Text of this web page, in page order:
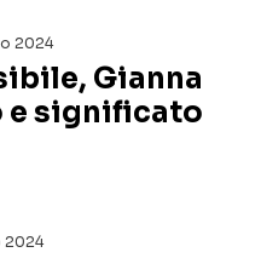
2024
Gianna
e significato
2024